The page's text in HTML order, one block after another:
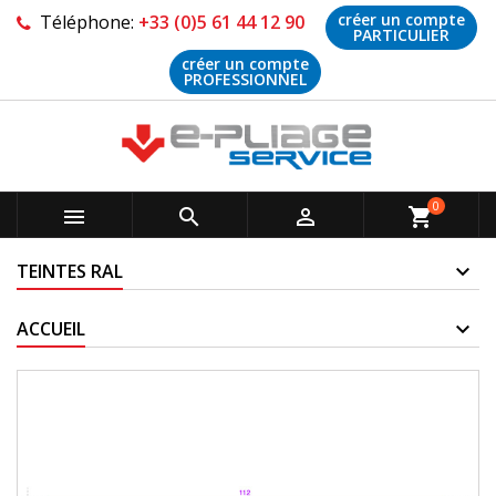
Téléphone: +33 (0)5 61 44 12 90 créer un compte
PARTICULIER
créer un compte
PROFESSIONNEL
   shopping_cart0
TEINTES RAL
ACCUEIL